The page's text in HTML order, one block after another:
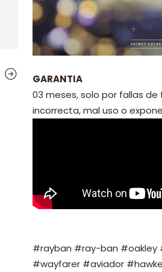
GARANTIA
03 meses, solo por fallas
incorrecta, mal uso o
#rayban #ray-ban
#wayfarer #aviador